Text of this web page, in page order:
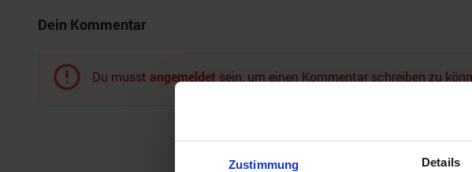
Zustimmung Details
Dein Kommentar
Du musst angemeldet sein, um einen Kommentar schreiben zu
Noch